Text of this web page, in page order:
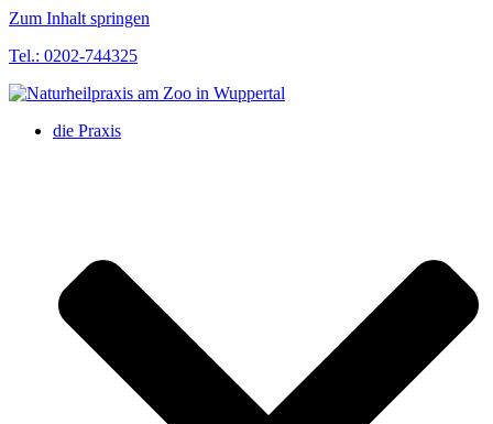
Zum Inhalt springen
Tel.: 0202-744325
die Praxis